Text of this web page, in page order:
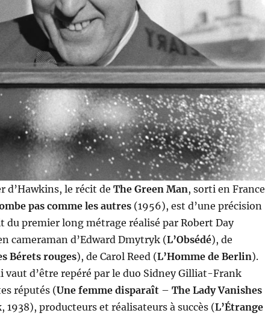
d’Hawkins, le récit de The Green Man, sorti en France
pas comme les autres(1956), est d’une précision
du premier long métrage réalisé par Robert Day
cameraman d’Edward Dmytryk (L’Obsédé), de
Bérets rouges), de Carol Reed (L’Homme de Berlin).
vaut d’être repéré par le duo Sidney Gilliat-Frank
réputés (Une femme disparaît– The Lady Vanishes
1938), producteurs et réalisateurs à succès (L’Étrange